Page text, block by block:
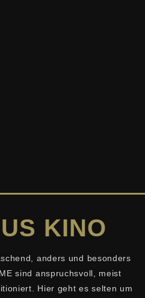
KINO
anders und besonders
sind anspruchsvoll, meist
Hier geht es selten um